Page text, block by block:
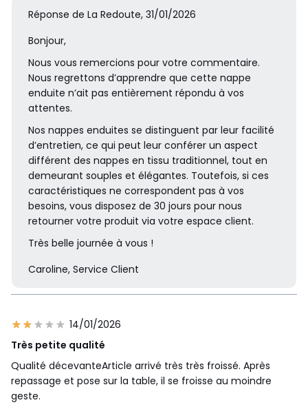
Réponse de La Redoute, 31/01/2026
Bonjour,
Nous vous remercions pour votre commentaire.
Nous regrettons d’apprendre que cette nappe
enduite n’ait pas entièrement répondu à vos
attentes.
Nos nappes enduites se distinguent par leur facilité
d’entretien, ce qui peut leur conférer un aspect
différent des nappes en tissu traditionnel, tout en
demeurant souples et élégantes. Toutefois, si ces
caractéristiques ne correspondent pas à vos
besoins, vous disposez de 30 jours pour nous
retourner votre produit via votre espace client.
Très belle journée à vous !
Caroline, Service Client
14/01/2026
Très petite qualité
Qualité décevanteArticle arrivé très très froissé. Après
repassage et pose sur la table, il se froisse au moindre
geste.